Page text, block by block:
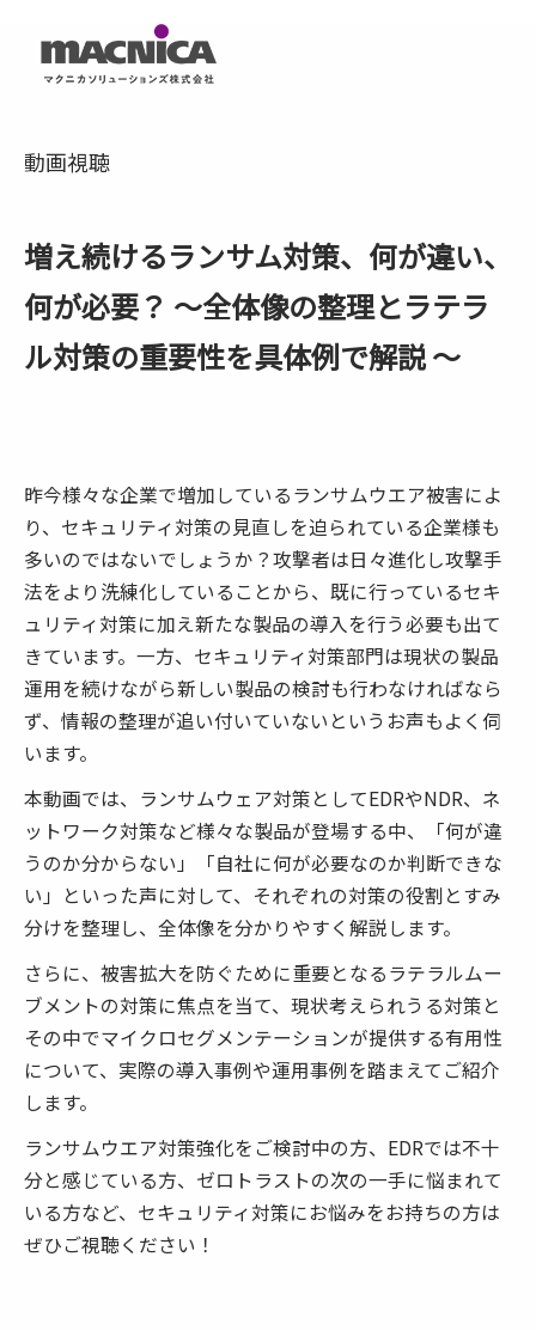
動画視聴
増え続けるランサム対策、何が違い、
何が必要？ ～全体像の整理とラテラ
ル対策の重要性を具体例で解説 ～
昨今様々な企業で増加しているランサムウエア被害によ
り、セキュリティ対策の見直しを迫られている企業様も
多いのではないでしょうか？攻撃者は日々進化し攻撃手
法をより洗練化していることから、既に行っているセキ
ュリティ対策に加え新たな製品の導入を行う必要も出て
きています。一方、セキュリティ対策部門は現状の製品
運用を続けながら新しい製品の検討も行わなければなら
ず、情報の整理が追い付いていないというお声もよく伺
います。
本動画では、ランサムウェア対策としてEDRやNDR、ネ
ットワーク対策など様々な製品が登場する中、「何が違
うのか分からない」「自社に何が必要なのか判断できな
い」といった声に対して、それぞれの対策の役割とすみ
分けを整理し、全体像を分かりやすく解説します。
さらに、被害拡大を防ぐために重要となるラテラルムー
ブメントの対策に焦点を当て、現状考えられうる対策と
その中でマイクロセグメンテーションが提供する有用性
について、実際の導入事例や運用事例を踏まえてご紹介
します。
ランサムウエア対策強化をご検討中の方、EDRでは不十
分と感じている方、ゼロトラストの次の一手に悩まれて
いる方など、セキュリティ対策にお悩みをお持ちの方は
ぜひご視聴ください！